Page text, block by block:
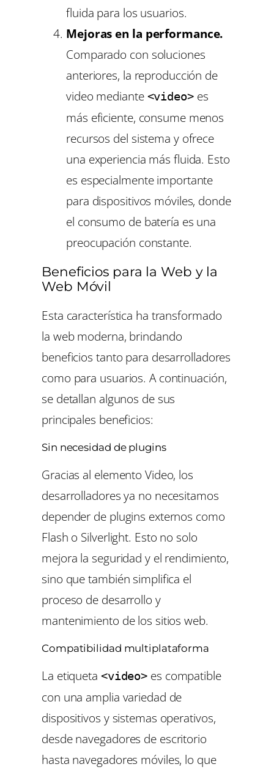
fluida para los usuarios.
Mejoras en la performance.
Comparado con soluciones
anteriores, la reproducción de
video mediante <video>es
más eficiente, consume menos
recursos del sistema y ofrece
una experiencia más fluida. Esto
es especialmente importante
para dispositivos móviles, donde
el consumo de batería es una
preocupación constante.
Beneficios para la Web y la
Web Móvil
Esta característica ha transformado
la web moderna, brindando
beneficios tanto para desarrolladores
como para usuarios. A continuación,
se detallan algunos de sus
principales beneficios:
Sin necesidad de plugins
Gracias al elemento Video, los
desarrolladores ya no necesitamos
depender de plugins externos como
Flash o Silverlight. Esto no solo
mejora la seguridad y el rendimiento,
sino que también simplifica el
proceso de desarrollo y
mantenimiento de los sitios web.
Compatibilidad multiplataforma
La etiqueta <video> es compatible
con una amplia variedad de
dispositivos y sistemas operativos,
desde navegadores de escritorio
hasta navegadores móviles, lo que